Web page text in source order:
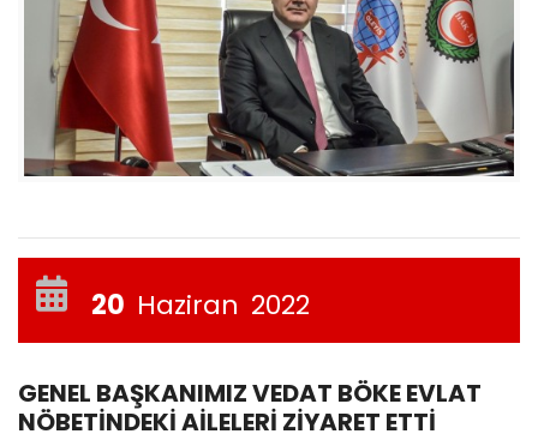
20 Haziran 2022
GENEL BAŞKANIMIZ VEDAT BÖKE EVLAT
NÖBETİNDEKİ AİLELERİ ZİYARET ETTİ